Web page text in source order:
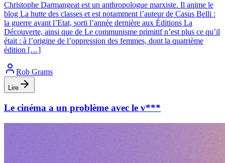
Christophe Darmangeat est un anthropologue marxiste. Il anime le
blog La hutte des classes et est notamment l’auteur de Casus Belli :
la guerre avant l’Etat, sorti l’année dernière aux Éditions La
Découverte, ainsi que de Le communisme primitif n’est plus ce qu’il
était : à l’origine de l’oppression des femmes, dont la quatrième
édition […]
Rob Grams
Lire
Le cinéma a un problème avec le v***